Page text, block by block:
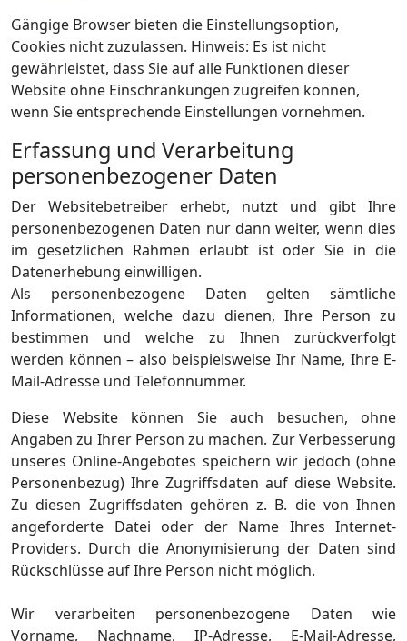
Gängige Browser bieten die Einstellungsoption,
Cookies nicht zuzulassen. Hinweis: Es ist nicht
gewährleistet, dass Sie auf alle Funktionen dieser
Website ohne Einschränkungen zugreifen können,
wenn Sie entsprechende Einstellungen vornehmen.
Erfassung und Verarbeitung
personenbezogener Daten
Der Websitebetreiber erhebt, nutzt und gibt Ihre
personenbezogenen Daten nur dann weiter, wenn dies
im gesetzlichen Rahmen erlaubt ist oder Sie in die
Datenerhebung einwilligen.
Als personenbezogene Daten gelten sämtliche
Informationen, welche dazu dienen, Ihre Person zu
bestimmen und welche zu Ihnen zurückverfolgt
werden können – also beispielsweise Ihr Name, Ihre E-
Mail-Adresse und Telefonnummer.
Diese Website können Sie auch besuchen, ohne
Angaben zu Ihrer Person zu machen. Zur Verbesserung
unseres Online-Angebotes speichern wir jedoch (ohne
Personenbezug) Ihre Zugriffsdaten auf diese Website.
Zu diesen Zugriffsdaten gehören z. B. die von Ihnen
angeforderte Datei oder der Name Ihres Internet-
Providers. Durch die Anonymisierung der Daten sind
Rückschlüsse auf Ihre Person nicht möglich.
Wir verarbeiten personenbezogene Daten wie
Vorname, Nachname, IP-Adresse, E-Mail-Adresse,